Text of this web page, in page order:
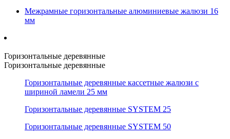
Межрамные горизонтальные алюминиевые жалюзи 16
мм
Горизонтальные деревянные
Горизонтальные деревянные
Горизонтальные деревянные кассетные жалюзи с
шириной ламели 25 мм
Горизонтальные деревянные SYSTEM 25
Горизонтальные деревянные SYSTEM 50